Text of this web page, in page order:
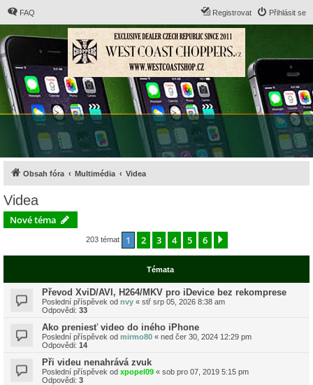
FAQ Přihlásit se
Registrovat
Obsah fóra Multimédia Videa
Videa
Nové téma
203 témat 1 2 3 4 5 6
Témata
Převod XviD/AVI, H264/MKV pro iDevice bez rekomprese
Poslední příspěvek od nvy « stř srp 05, 2026 8:38 am
Odpovědi: 33
Ako preniesť video do iného iPhone
Poslední příspěvek od mirmo80 « ned čer 30, 2024 12:29 pm
Odpovědi: 14
Při videu nenahrává zvuk
Poslední příspěvek od xpopel09 « sob pro 07, 2019 5:15 pm
Odpovědi: 3